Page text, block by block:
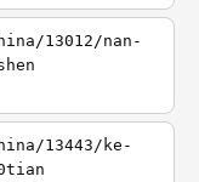
13012/nan-
13443/ke-